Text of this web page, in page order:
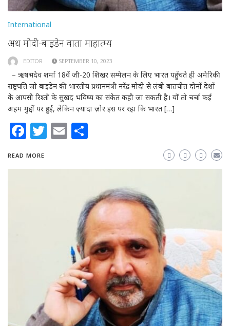
International
अथ मोदी-बाइडेन वार्ता माहात्म्य
EDITOR SEPTEMBER 10, 2023
– ऋषभदेव शर्मा 18वें जी-20 शिखर सम्मेलन के लिए भारत पहुँचते ही अमेरिकी
राष्ट्रपति जो बाइडेन की भारतीय प्रधानमंत्री नरेंद्र मोदी से लंबी बातचीत दोनों देशों
के आपसी रिश्तों के सुखद भविष्य का संकेत कही जा सकती है। यों तो चर्चा कई
अहम मुद्दों पर हुई, लेकिन ज़्यादा ज़ोर इस पर रहा कि भारत […]
Facebook
Twitter
Email
READ MORE